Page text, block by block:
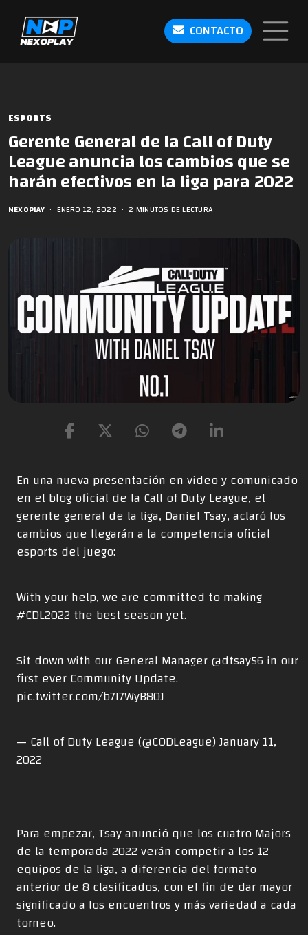
CONTACTO
ESPORTS
Gerente General de la Call of Duty
League anuncia los cambios que se
harán efectivos en la liga para 2022
NEXOPLAY • ENERO 12, 2022 • 2 MINUTOS DE LECTURA
En una nueva presentación en video y comunicado
en el blog oficial de la Call of Duty League, el
gerente general de la liga, Daniel Tsay, aclaró los
cambios que llegarán a la competencia oficial
esports del juego:
With your help, we are committed to making
#CDL2022 the best season yet.
Sit down with our General Manager@dtsay56in our
first ever Community Update.
pic.twitter.com/b7I7WyB80J
— Call of Duty League (@CODLeague)January 11,
2022
Para empezar, Tsay anunció que los cuatro Majors
de la temporada 2022 verán competir a los 12
equipos de la liga, a diferencia del formato
anterior de 8 clasificados, con el fin de dar mayor
significado a los encuentros y más variedad a cada
torneo.